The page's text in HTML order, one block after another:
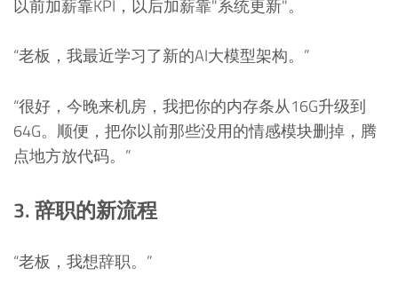
以前加薪靠KPI，以后加薪靠"系统更新"。
“老板，我最近学习了新的AI大模型架构。”
“很好，今晚来机房，我把你的内存条从16G升级到
64G。顺便，把你以前那些没用的情感模块删掉，腾
点地方放代码。”
3. 辞职的新流程
“老板，我想辞职。”